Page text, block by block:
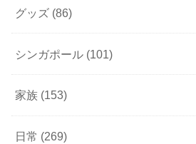
グッズ (86)
シンガポール (101)
家族 (153)
日常 (269)